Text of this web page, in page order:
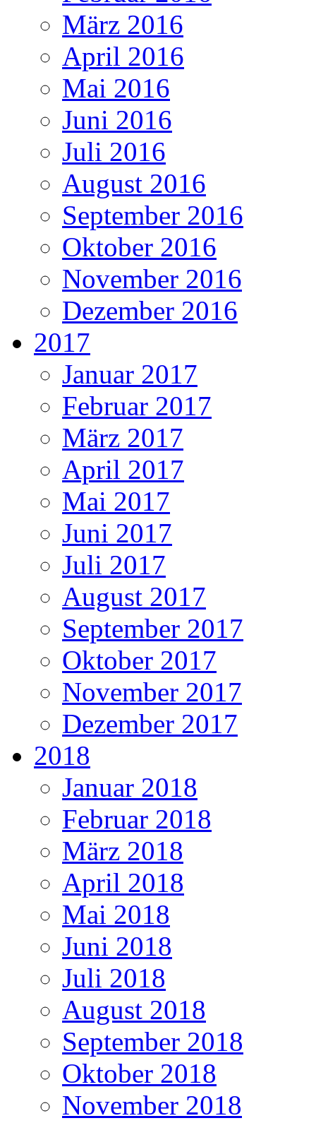
März 2016
April 2016
Mai 2016
Juni 2016
Juli 2016
August 2016
September 2016
Oktober 2016
November 2016
Dezember 2016
2017
Januar 2017
Februar 2017
März 2017
April 2017
Mai 2017
Juni 2017
Juli 2017
August 2017
September 2017
Oktober 2017
November 2017
Dezember 2017
2018
Januar 2018
Februar 2018
März 2018
April 2018
Mai 2018
Juni 2018
Juli 2018
August 2018
September 2018
Oktober 2018
November 2018